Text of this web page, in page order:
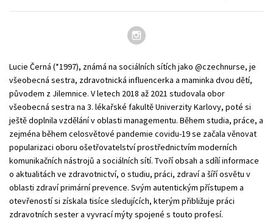
Lucie Černá (*1997), známá na sociálních sítích jako @czechnurse, je
všeobecná sestra, zdravotnická influencerka a maminka dvou dětí,
původem z Jilemnice. V letech 2018 až 2021 studovala obor
všeobecná sestra na 3. lékařské fakultě Univerzity Karlovy, poté si
ještě doplnila vzdělání v oblasti managementu. Během studia, práce, a
zejména během celosvětové pandemie covidu-19 se začala věnovat
popularizaci oboru ošetřovatelství prostřednictvím moderních
komunikačních nástrojů a sociálních sítí. Tvoří obsah a sdílí informace
o aktualitách ve zdravotnictví, o studiu, práci, zdraví a šíří osvětu v
oblasti zdraví primární prevence. Svým autentickým přístupem a
otevřeností si získala tisíce sledujících, kterým přibližuje práci
zdravotních sester a vyvrací mýty spojené s touto profesí.